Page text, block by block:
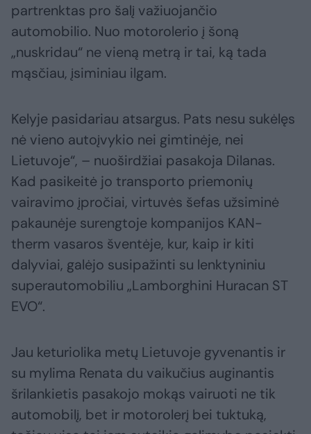
partrenktas pro šalį važiuojančio
automobilio. Nuo motorolerio į šoną
„nuskridau“ ne vieną metrą ir tai, ką tada
mąsčiau, įsiminiau ilgam.
Kelyje pasidariau atsargus. Pats nesu sukėlęs
nė vieno autoįvykio nei gimtinėje, nei
Lietuvoje“, – nuoširdžiai pasakoja Dilanas.
Kad pasikeitė jo transporto priemonių
vairavimo įpročiai, virtuvės šefas užsiminė
pakaunėje surengtoje kompanijos KAN-
therm vasaros šventėje, kur, kaip ir kiti
dalyviai, galėjo susipažinti su lenktyniniu
superautomobiliu „Lamborghini Huracan ST
EVO“.
Jau keturiolika metų Lietuvoje gyvenantis ir
su mylima Renata du vaikučius auginantis
šrilankietis pasakojo mokąs vairuoti ne tik
automobilį, bet ir motorolerį bei tuktuką,